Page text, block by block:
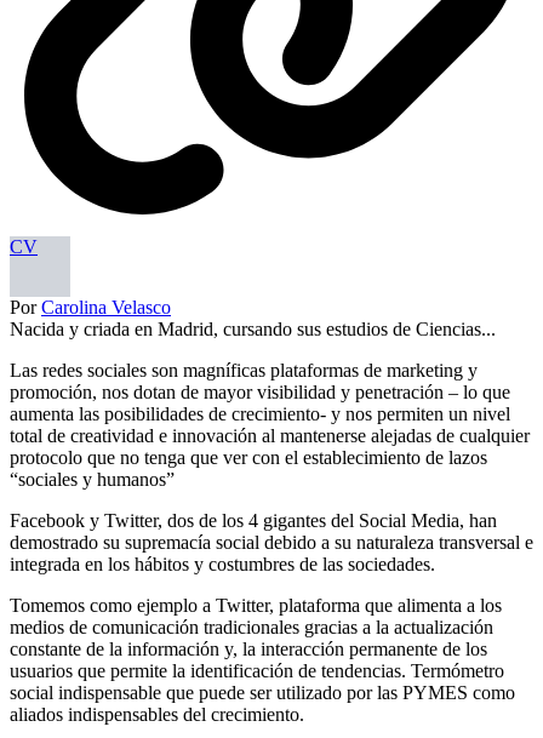
CV
PorCarolina Velasco
Nacida y criada en Madrid, cursando sus estudios de Ciencias...
Las redes sociales son magníficas plataformas de marketing y
promoción, nos dotan de mayor visibilidad y penetración – lo que
aumenta las posibilidades de crecimiento- y nos permiten un nivel
total de creatividad e innovación al mantenerse alejadas de cualquier
protocolo que no tenga que ver con el establecimiento de lazos
“sociales y humanos”
Facebook y Twitter, dos de los 4 gigantes del Social Media, han
demostrado su supremacía social debido a su naturaleza transversal e
integrada en los hábitos y costumbres de las sociedades.
Tomemos como ejemplo a Twitter, plataforma que alimenta a los
medios de comunicación tradicionales gracias a la actualización
constante de la información y, la interacción permanente de los
usuarios que permite la identificación de tendencias. Termómetro
social indispensable que puede ser utilizado por las PYMES como
aliados indispensables del crecimiento.